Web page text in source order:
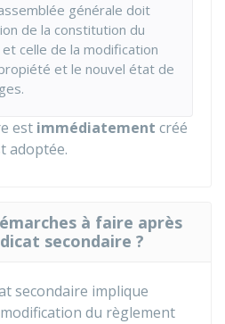
générale doit
de la constitution du
celle de la modification
et le nouvel état de
est immédiatement créé
adoptée.
à faire après
secondaire ?
secondaire implique
du règlement